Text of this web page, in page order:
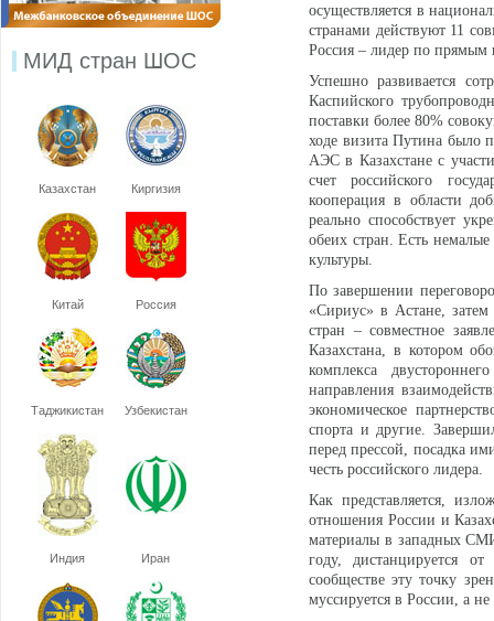
МИД стран ШОС
Казахстан Киргизия
Китай Россия
Таджикистан Узбекистан
Индия Иран
осуществляется в
странами действуют 11
Россия – лидер по прямым
Успешно развивается
Каспийского
поставки более 80%
ходе визита Путина было
АЭС в Казахстане с
счет российского
кооперация в области
реально способствует
обеих стран. Есть
культуры.
По завершении
«Сириус» в Астане,
стран – совместное
Казахстана, в котором
комплекса
направления
экономическое
спорта и другие.
перед прессой, посадка
честь российского лидера.
Как представляется,
отношения России и
материалы в западных
году, дистанцируется
сообществе эту точку
муссируется в России, а